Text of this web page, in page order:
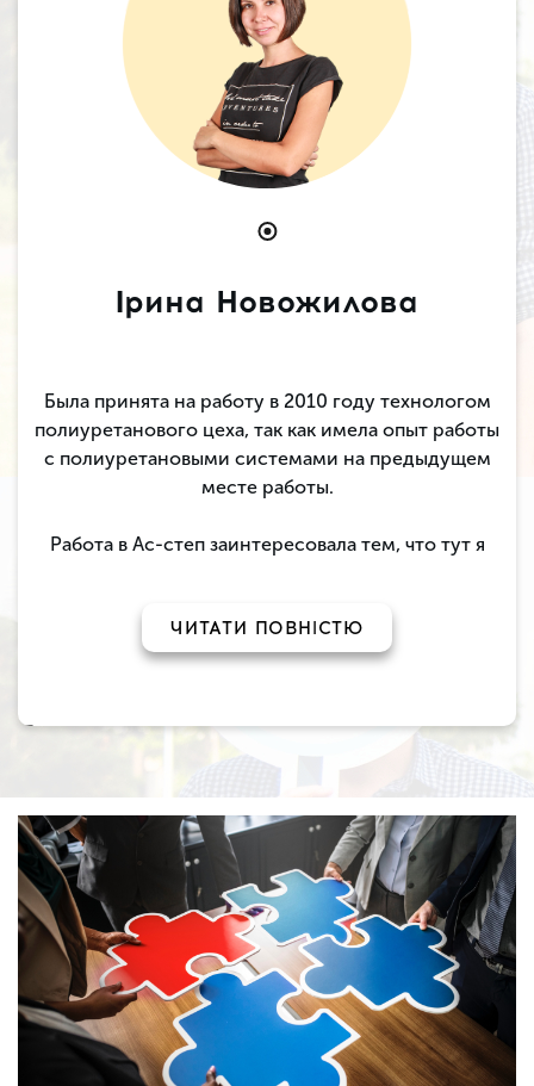
Ірина Новожилова
Была принята на работу в 2010 году технологом
полиуретанового цеха, так как имела опыт работы
с полиуретановыми системами на предыдущем
месте работы.
Работа в Ас-степ заинтересовала тем, что тут я
непосредственно связной с жизнью каждого
человека.
угасал мне было интересно и важно развиваться, и
я освоила новые технологии, руководство
оценило мои познания, и в 2012 году стала
технологом еще одного кркпного цеха - подошв
из терморезины.
Так как наше предприятие является
инновационным, мы начали открывать новые
производства, такие как Рант и ЭВА, где я тоже
участвовала в создании, разработке и адаптации
технологических процессов,
ЧИТАТИ ПОВНІСТЮ